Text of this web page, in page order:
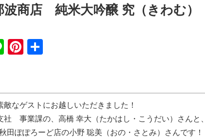
波商店 純米大吟醸 究（きわむ）
Li
Pi
e
st
敵なゲストにお越しいただきました！
社 事業課の、高橋 幸大（たかはし・こうだい）さんと、
田ぽぽろーど店の小野 聡美（おの・さとみ）さんです！